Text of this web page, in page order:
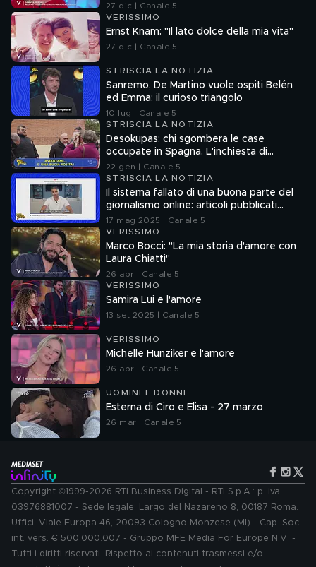
27 dic | Canale 5
VERISSIMO
Ernst Knam: "Il lato dolce della mia vita"
27 dic | Canale 5
STRISCIA LA NOTIZIA
Sanremo, De Martino vuole ospiti Belén
ed Emma: il curioso triangolo
10 lug | Canale 5
STRISCIA LA NOTIZIA
Desokupas: chi sgombera le case
occupate in Spagna. L'inchiesta di
Francesco Mazza
22 gen | Canale 5
STRISCIA LA NOTIZIA
Il sistema fallato di una buona parte del
giornalismo online: articoli pubblicati
senza la verifica delle fonti
17 mag 2025 | Canale 5
VERISSIMO
Marco Bocci: "La mia storia d'amore con
Laura Chiatti"
26 apr | Canale 5
VERISSIMO
Samira Lui e l'amore
13 set 2025 | Canale 5
VERISSIMO
Michelle Hunziker e l'amore
26 apr | Canale 5
UOMINI E DONNE
Esterna di Ciro e Elisa - 27 marzo
26 mar | Canale 5
Copyright ©1999-2026 RTI Business Digital - RTI S.p.A.: p. iva
03976881007 - Sede legale: Largo del Nazareno 8, 00187 Roma.
Uffici: Viale Europa 46, 20093 Cologno Monzese (MI) - Cap. Soc.
int. vers. € 500.000.007 - Gruppo MFE Media For Europe N.V. -
Tutti i diritti riservati. Rispetto ai contenuti trasmessi e/o